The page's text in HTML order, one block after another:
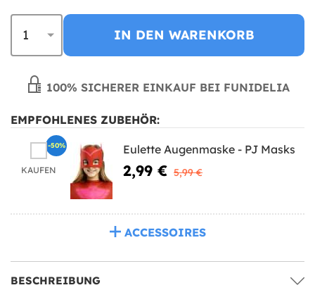
IN DEN WARENKORB
100% SICHERER EINKAUF BEI FUNIDELIA
EMPFOHLENES ZUBEHÖR:
KAUFEN
Eulette Augenmaske - PJ Masks
2,99 € 5,99 €
-50%
ACCESSOIRES
BESCHREIBUNG